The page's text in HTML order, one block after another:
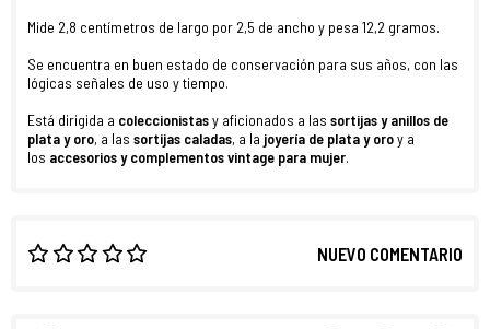
Mide 2,8 centímetros de largo por 2,5 de ancho y pesa 12,2 gramos.
Se encuentra en buen estado de conservación para sus años, con las
lógicas señales de uso y tiempo.
Está dirigida a coleccionistasy aficionados a las sortijas y anillos de
plata y oro, a las sortijas caladas, a la joyería de plata y oroy a
los accesorios y complementos vintage para mujer.
NUEVO COMENTARIO